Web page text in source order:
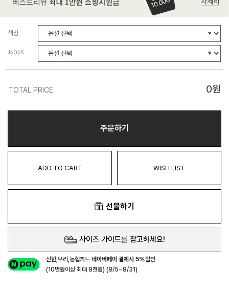
색상
사이즈
TOTAL PRICE 0원
주문하기
ADD TO CART WISH LIST
선물하기
사이즈 가이드를 참고하세요!
신한,우리,농협카드네이버페이 결제시 5%할인
(10만원이상 최대 8천원) (8/5~8/31)